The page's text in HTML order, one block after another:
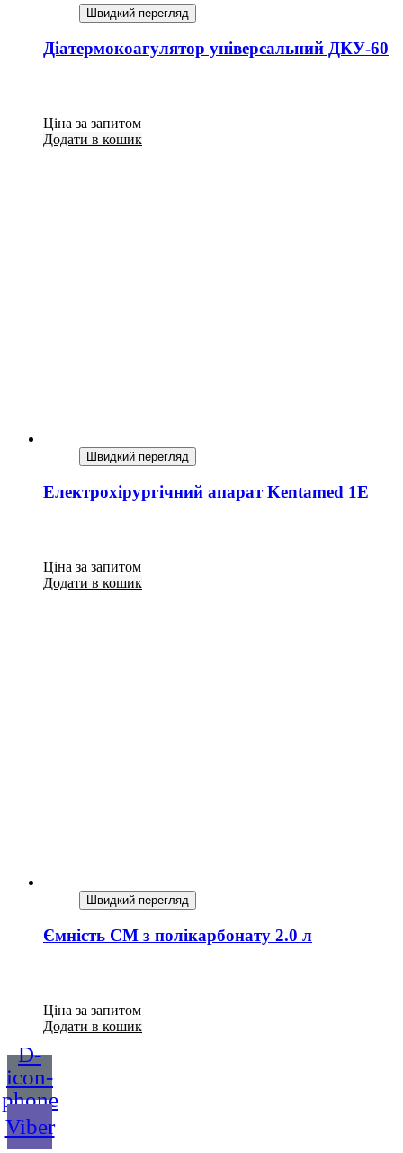
Швидкий перегляд
Діатермокоагулятор універсальний ДКУ-60
Ціна за запитом
Додати в кошик
Швидкий перегляд
Електрохірургічний апарат Kentamed 1E
Ціна за запитом
Додати в кошик
Швидкий перегляд
Ємність СМ з полікарбонату 2.0 л
Ціна за запитом
Додати в кошик
D-
icon-
phone
Viber